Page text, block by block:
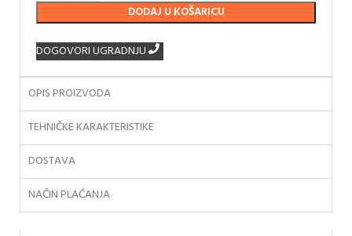
DODAJ U KOŠARICU
DOGOVORI UGRADNJU
OPIS PROIZVODA
TEHNIČKE KARAKTERISTIKE
DOSTAVA
NAČIN PLAĆANJA